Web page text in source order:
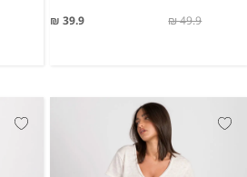
39.9 ₪ 49.9 ₪